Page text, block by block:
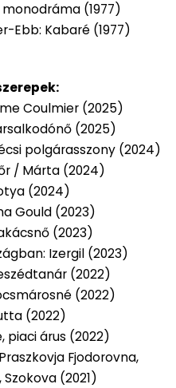
monodráma (1977)
Ebb: Kabaré (1977)
Coulmier (2025)
(2025)
polgárasszony (2024)
/ Márta (2024)
(2024)
Gould (2023)
(2023)
Izergil (2023)
(2022)
(2022)
(2022)
piaci árus (2022)
Fjodorovna,
(2021)